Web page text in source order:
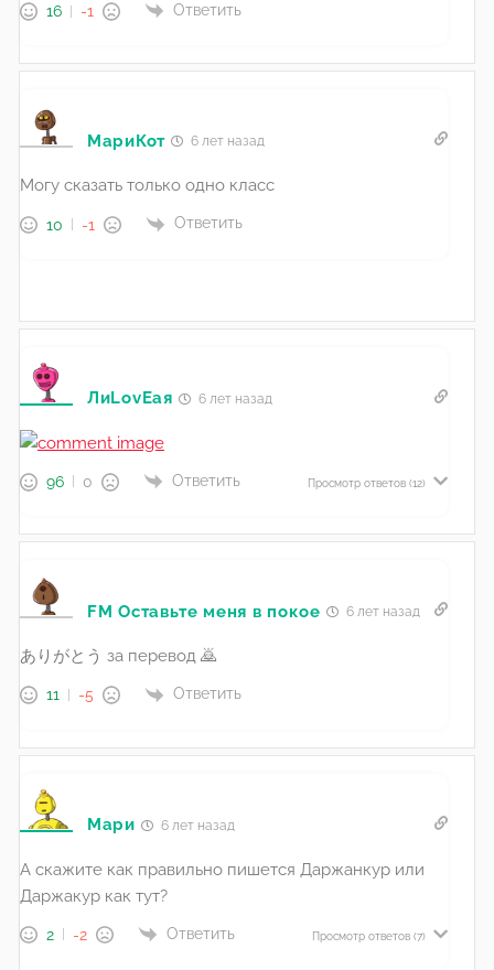
16 -1 Ответить
МариКот 6 лет назад
Могу сказать только одно класс
10 -1 Ответить
ЛиLovEая 6 лет назад
96 0 Ответить Просмотр ответов (12)
FM Оставьте меня в покое 6 лет назад
ありがとう за перевод 🙇
11 -5 Ответить
Мари 6 лет назад
А скажите как правильно пишется Даржанкур или
Даржакур как тут?
2 -2 Ответить Просмотр ответов (7)